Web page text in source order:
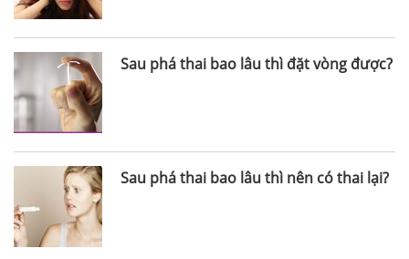
Sau phá thai bao lâu thì đặt vòng được?
Sau phá thai bao lâu thì nên có thai lại?